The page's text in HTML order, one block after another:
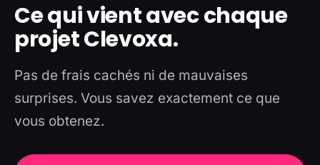
Ce qui vient avec chaque
projet Clevoxa.
Pas de frais cachés ni de mauvaises
surprises. Vous savez exactement ce que
vous obtenez.